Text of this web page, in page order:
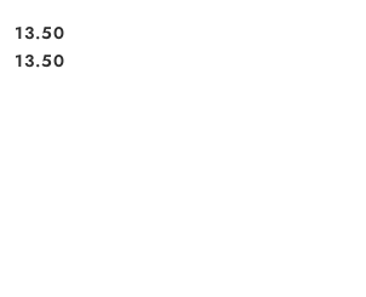
Cena:
13.50
Cena:
13.50